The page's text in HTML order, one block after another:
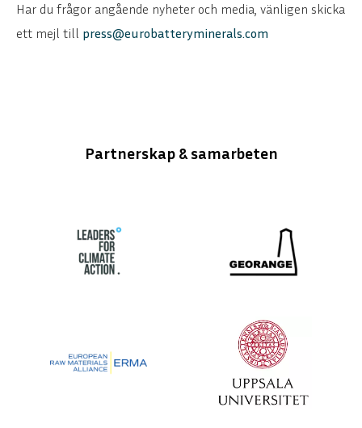
Har du frågor angående nyheter och media, vänligen skicka
ett mejl till press@eurobatteryminerals.com
Partnerskap & samarbeten